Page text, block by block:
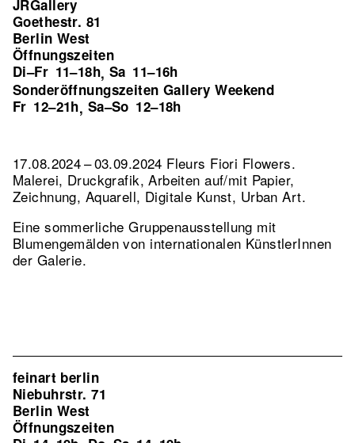
JRGallery
Goethestr. 81
Berlin West
Öffnungszeiten
Di–Fr 11–18h, Sa 11–16h
Sonderöffnungszeiten Gallery Weekend
Fr 12–21h, Sa–So 12–18h
17.08.2024 – 03.09.2024 Fleurs Fiori Flowers.
Malerei, Druckgrafik, Arbeiten auf/mit Papier,
Zeichnung, Aquarell, Digitale Kunst, Urban Art.
Eine sommerliche Gruppenausstellung mit
Blumengemälden von internationalen KünstlerInnen
der Galerie.
feinart berlin
Niebuhrstr. 71
Berlin West
Öffnungszeiten